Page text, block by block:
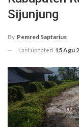
Sijunjung
By Pemred Saptarius
Last updated 15 Agu